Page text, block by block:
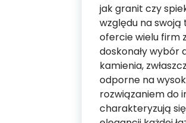
jak granit czy
względu na swoją
ofercie wielu firm
doskonały wybór
kamienia,
odporne na
rozwiązaniem do
charakteryzują